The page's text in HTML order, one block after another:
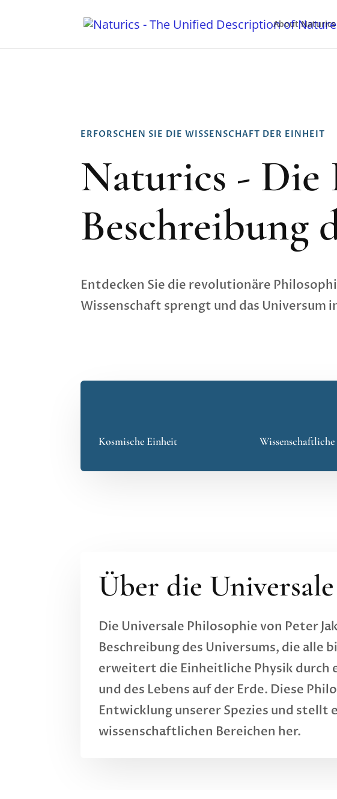
About Naturics
ERFORSCHEN SIE DIE WISSENSCHAFT DER EINHEIT
Naturics - Die
Beschreibung
Entdecken Sie die revolutionäre
Wissenschaft sprengt und das Universum
Kosmische Einheit
Über die
Die Universale Philosophie von Peter
Beschreibung des Universums, die
erweitert die Einheitliche Physik durch
und des Lebens auf der Erde. Diese
Entwicklung unserer Spezies und stellt
wissenschaftlichen Bereichen her.